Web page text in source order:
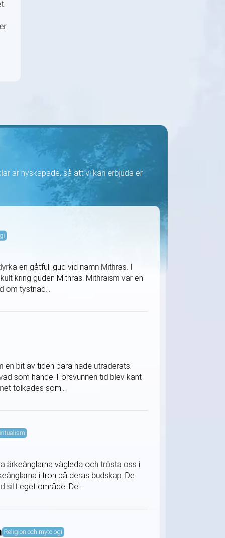
är nyskapade, så att vi kan erbjuda er
en gåtfull gud vid namn Mithras. I
kring guden Mithras. Mithraism var en
om tystnad....
en bit av tiden bara hade utraderats.
som hände. Försvunnen tid blev känt
tolkades som...
ärkeänglarna vägleda och trösta oss i
i tron på deras budskap. De
sitt eget område. De...
Religion och mytologi